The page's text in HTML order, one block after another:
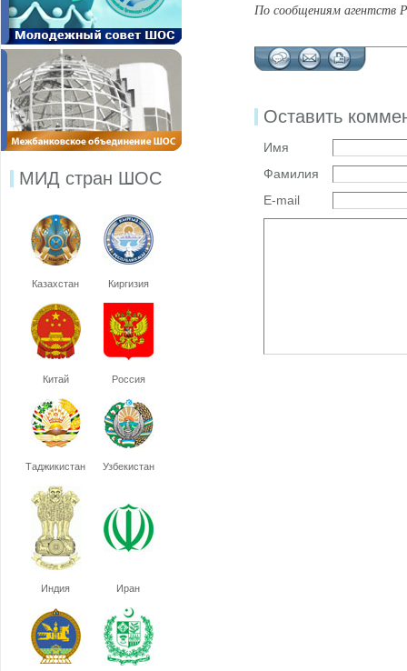
МИД стран ШОС
Казахстан Киргизия
Китай Россия
Таджикистан Узбекистан
Индия Иран
По сообщениям агентств
Оставить
Имя
Фамилия
E-mail